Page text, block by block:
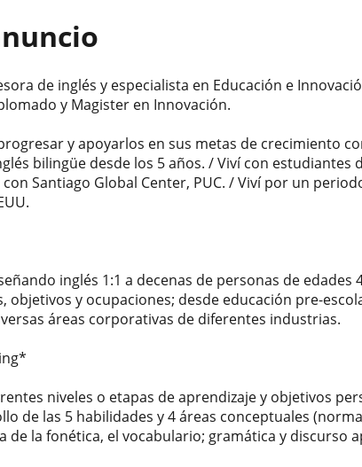
de inglés y especialista en Educación e
y Magister en Innovación.
y apoyarlos en sus metas de crecimiento
bilingüe desde los 5 años. / Viví con estudiantes
Santiago Global Center, PUC. / Viví por un
inglés 1:1 a decenas de personas de edades
objetivos y ocupaciones; desde educación pre-
áreas corporativas de diferentes industrias.
niveles o etapas de aprendizaje y objetivos
de las 5 habilidades y 4 áreas conceptuales
de la fonética, el vocabulario; gramática y discurso